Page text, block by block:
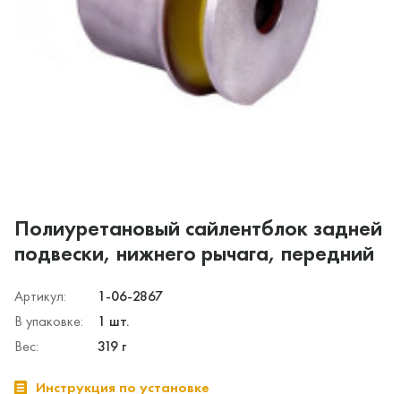
Полиуретановый сайлентблок задней
подвески, нижнего рычага, передний
Артикул:
1-06-2867
В упаковке:
1 шт.
Вес:
319 г
Инструкция по установке